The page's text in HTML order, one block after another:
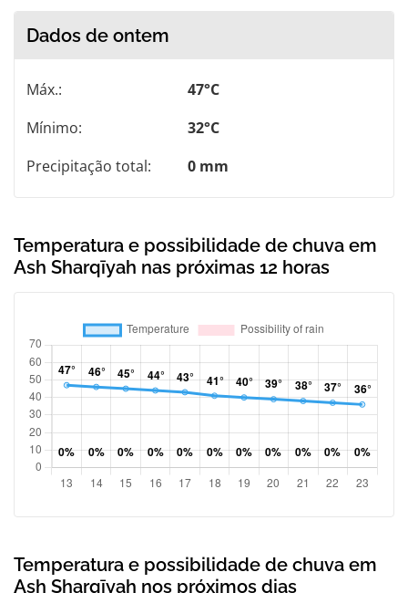
Dados de ontem
Máx.:
47°C
Mínimo:
32°C
Precipitação total:
0 mm
Temperatura e possibilidade de chuva em
Ash Sharqīyah nas próximas 12 horas
Temperatura e possibilidade de chuva em
Ash Sharqīyah nos próximos dias